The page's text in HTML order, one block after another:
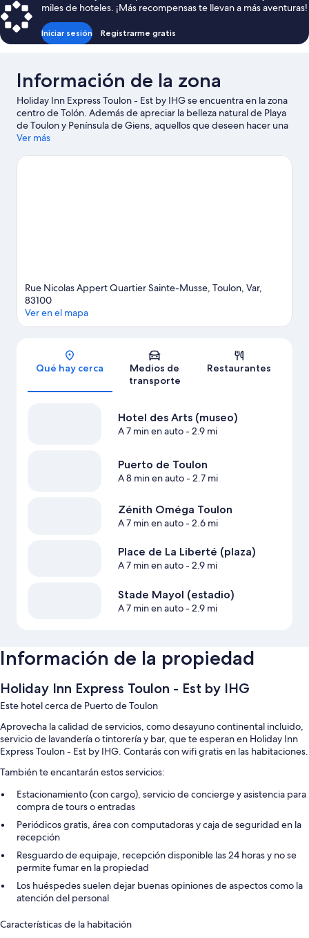
$129
miles de hoteles. ¡Más recompensas te llevan a más aventuras!
Iniciar sesión Registrarme gratis
Información de la zona
Holiday Inn Express Toulon - Est by IHG se encuentra en la zona
centro de Tolón. Además de apreciar la belleza natural de Playa
de Toulon y Península de Giens, aquellos que deseen hacer una
actividad pueden ir a Puerto de Toulon. ¿Quieres asistir a un
calendario de Circuito Paul Ricard o Stade Mayol (estadio).
Ver más
Rue Nicolas Appert Quartier Sainte-Musse, Toulon, Var,
83100
Ver en el mapa
Qué hay cerca
Medios de
transporte
Restaurantes
Hotel des Arts (museo)
A 7 min en auto- 2.9 mi
Puerto de Toulon
A 8 min en auto- 2.7 mi
Zénith Oméga Toulon
A 7 min en auto- 2.6 mi
Place de La Liberté (plaza)
A 7 min en auto- 2.9 mi
Stade Mayol (estadio)
A 7 min en auto- 2.9 mi
Información de la propiedad
Holiday Inn Express Toulon - Est by IHG
Este hotel cerca de Puerto de Toulon
Aprovecha la calidad de servicios, como desayuno continental incluido,
servicio de lavandería o tintorería y bar, que te esperan en Holiday Inn
Express Toulon - Est by IHG. Contarás con wifi gratis en las habitaciones.
También te encantarán estos servicios:
Estacionamiento (con cargo), servicio de concierge y asistencia para
compra de tours o entradas
Periódicos gratis, área con computadoras y caja de seguridad en la
recepción
Resguardo de equipaje, recepción disponible las 24 horas y no se
permite fumar en la propiedad
Los huéspedes suelen dejar buenas opiniones de aspectos como la
atención del personal
Características de la habitación